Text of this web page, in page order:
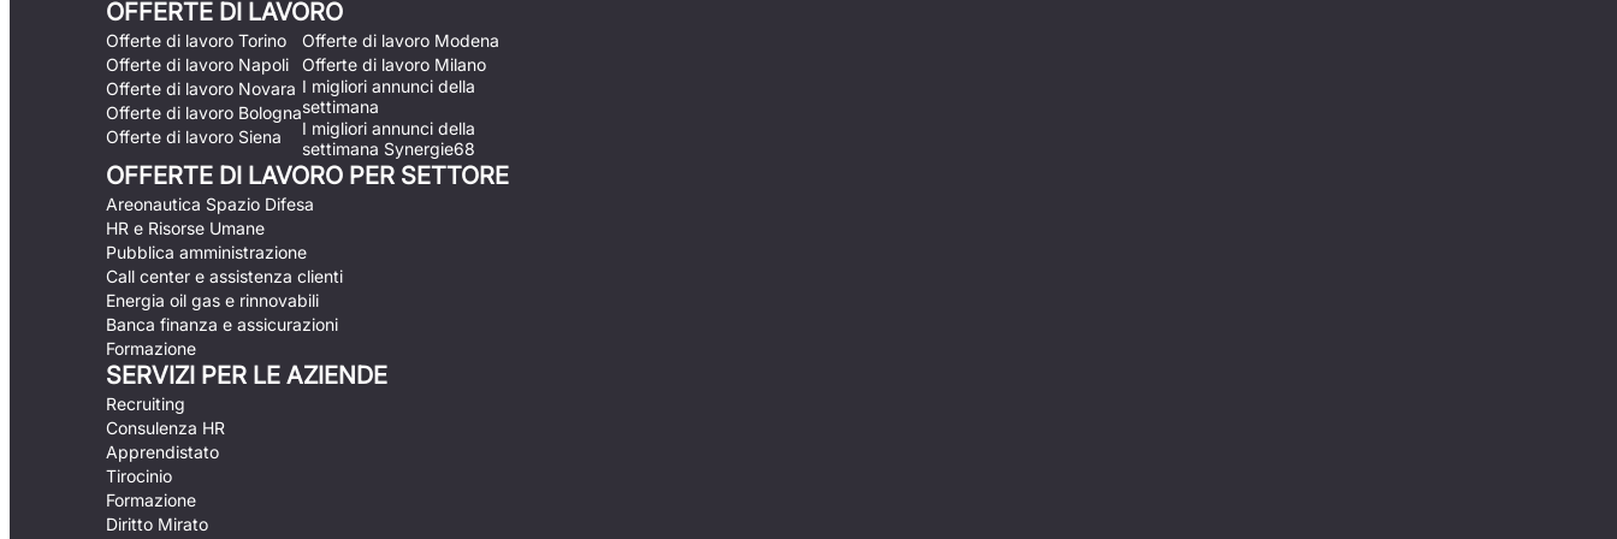
OFFERTE DI LAVORO
Offerte di lavoro Torino
Offerte di lavoro Napoli
Offerte di lavoro Novara
Offerte di lavoro Bologna
Offerte di lavoro Siena
Offerte di lavoro Modena
Offerte di lavoro Milano
I migliori annunci della
settimana
I migliori annunci della
settimana Synergie68
OFFERTE DI LAVORO PER SETTORE
Areonautica Spazio Difesa
HR e Risorse Umane
Pubblica amministrazione
Call center e assistenza clienti
Energia oil gas e rinnovabili
Banca finanza e assicurazioni
Formazione
SERVIZI PER LE AZIENDE
Recruiting
Consulenza HR
Apprendistato
Tirocinio
Formazione
Diritto Mirato